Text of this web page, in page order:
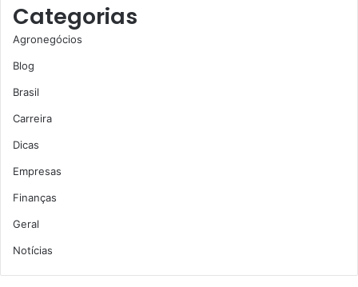
Categorias
Agronegócios
Blog
Brasil
Carreira
Dicas
Empresas
Finanças
Geral
Notícias